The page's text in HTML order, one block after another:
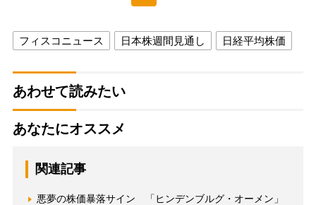
フィスコニュース 日本株週間見通し 日経平均株価
あわせて読みたい
あなたにオススメ
関連記事
悪夢の株価暴落サイン 「ヒンデンブルグ・オーメン」